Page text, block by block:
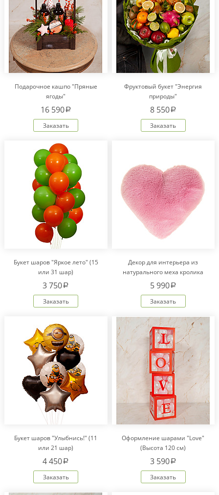
Подарочное кашпо "Пряные
ягоды"
16 590a
Заказать
Фруктовый букет "Энергия
природы"
8 550a
Заказать
Букет шаров "Яркое лето" (15
или 31 шар)
3 750a
Заказать
Декор для интерьера из
натурального меха кролика
Рекс "Сердце" IM20601
5 990a
Заказать
Букет шаров "Улыбнись!" (11
или 21 шар)
4 450a
Заказать
Оформление шарами "Love"
(Высота 120 см)
3 590a
Заказать